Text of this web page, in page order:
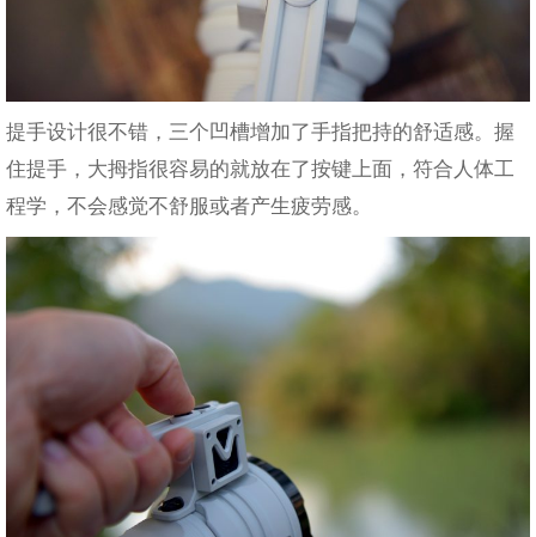
提手设计很不错，三个凹槽增加了手指把持的舒适感。握
住提手，大拇指很容易的就放在了按键上面，符合人体工
程学，不会感觉不舒服或者产生疲劳感。